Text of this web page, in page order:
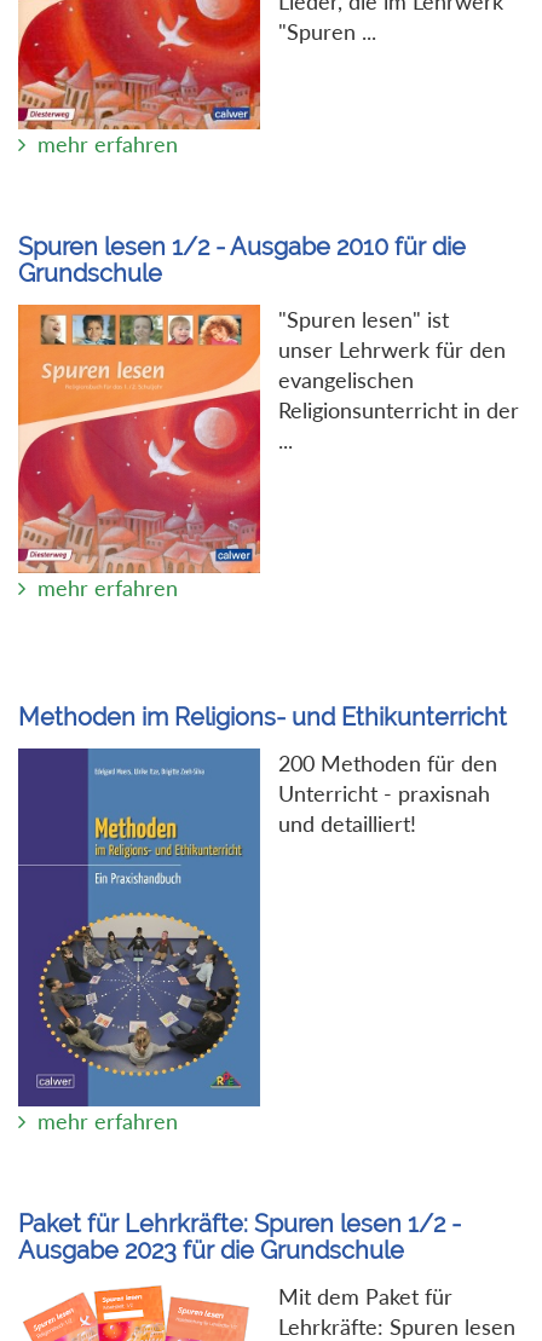
"Spuren ...
mehr erfahren
Spuren lesen 1/2 - Ausgabe 2010 für die
Grundschule
"Spuren lesen" ist
unser Lehrwerk für den
evangelischen
Religionsunterricht in der
...
mehr erfahren
Methoden im Religions- und Ethikunterricht
200 Methoden für den
Unterricht - praxisnah
und detailliert!
mehr erfahren
Paket für Lehrkräfte: Spuren lesen 1/2 -
Ausgabe 2023 für die Grundschule
Mit dem Paket für
Lehrkräfte: Spuren lesen